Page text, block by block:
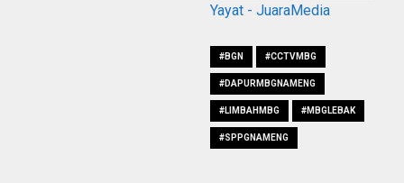
Yayat - JuaraMedia
#BGN #CCTVMBG
#DAPURMBGNAMENG
#LIMBAHMBG #MBGLEBAK
#SPPGNAMENG